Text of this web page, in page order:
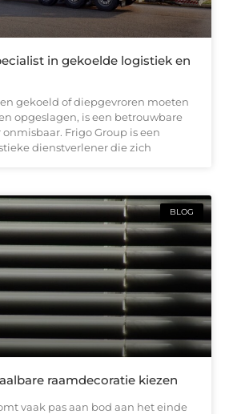
in gekoelde logistiek en
gekoeld of diepgevroren moeten
opgeslagen, is een betrouwbare
Frigo Group is een
dienstverlener die zich
BLOG
raamdecoratie kiezen
vaak pas aan bod aan het einde